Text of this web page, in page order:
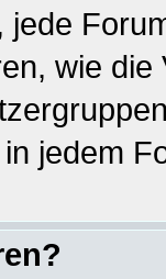
jede
wie
jedem